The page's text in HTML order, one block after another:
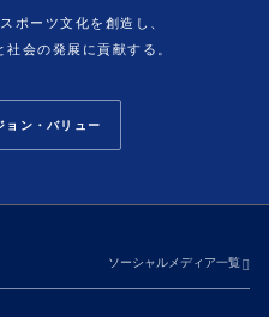
ポーツ文化を創造し、
会の発展に貢献する。
ョン・バリュー
ソーシャルメディア一覧